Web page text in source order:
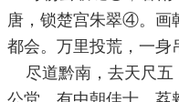
唐，锁楚宫朱翠④。画
都会。万里投荒，一身
尽道黔南，去天尺五